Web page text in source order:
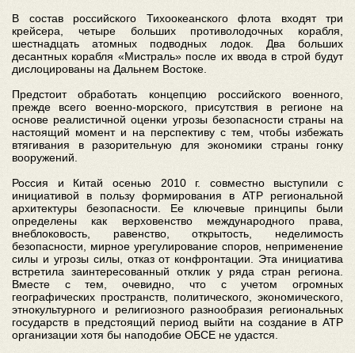
В состав российского Тихоокеанского флота входят три
крейсера, четыре больших противолодочных корабля,
шестнадцать атомных подводных лодок. Два больших
десантных корабля «Мистраль» после их ввода в строй будут
дислоцированы на Дальнем Востоке.
Предстоит обработать концепцию российского военного,
прежде всего военно-морского, присутствия в регионе на
основе реалистичной оценки угрозы безопасности страны на
настоящий момент и на перспективу с тем, чтобы избежать
втягивания в разорительную для экономики страны гонку
вооружений.
Россия и Китай осенью 2010 г. совместно выступили с
инициативой в пользу формирования в АТР региональной
архитектуры безопасности. Ее ключевые принципы были
определены как верховенство международного права,
внеблоковость, равенство, открытость, неделимость
безопасности, мирное урегулирование споров, неприменение
силы и угрозы силы, отказ от конфронтации. Эта инициатива
встретила заинтересованный отклик у ряда стран региона.
Вместе с тем, очевидно, что с учетом огромных
географических пространств, политического, экономического,
этнокультурного и религиозного разнообразия региональных
государств в предстоящий период выйти на создание в АТР
организации хотя бы наподобие ОБСЕ не удастся.